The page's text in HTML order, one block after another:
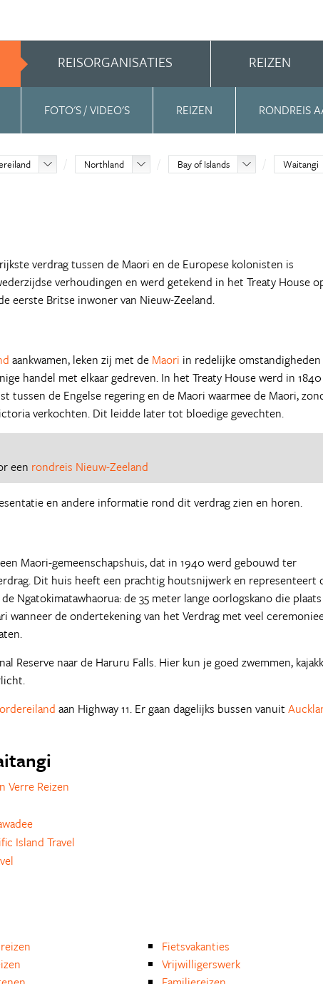
REISORGANISATIES REIZEN
FOTO'S / VIDEO'S REIZEN RONDREIS
Northland Bay of Islands Waitangi
verdrag tussen de Maori en de Europese kolonisten is
verhoudingen en werd getekend in het Treaty House
eerste Britse inwoner van Nieuw-Zeeland.
aankwamen, leken zij met de Maori in redelijke omstandigheden
handel met elkaar gedreven. In het Treaty House werd in 1840
tussen de Engelse regering en de Maori waarmee de Maori,
verkochten. Dit leidde later tot bloedige gevechten.
een rondreis Nieuw-Zeeland
en andere informatie rond dit verdrag zien en horen.
Maori-gemeenschapshuis, dat in 1940 werd gebouwd ter
Dit huis heeft een prachtig houtsnijwerk en representeert
Ngatokimatawhaorua: de 35 meter lange oorlogskano die plaats
wanneer de ondertekening van het Verdrag met veel
naar de Haruru Falls. Hier kun je goed zwemmen,
aan Highway 11. Er gaan dagelijks bussen vanuit
Verre Reizen
Island Travel
Fietsvakanties
Vrijwilligerswerk